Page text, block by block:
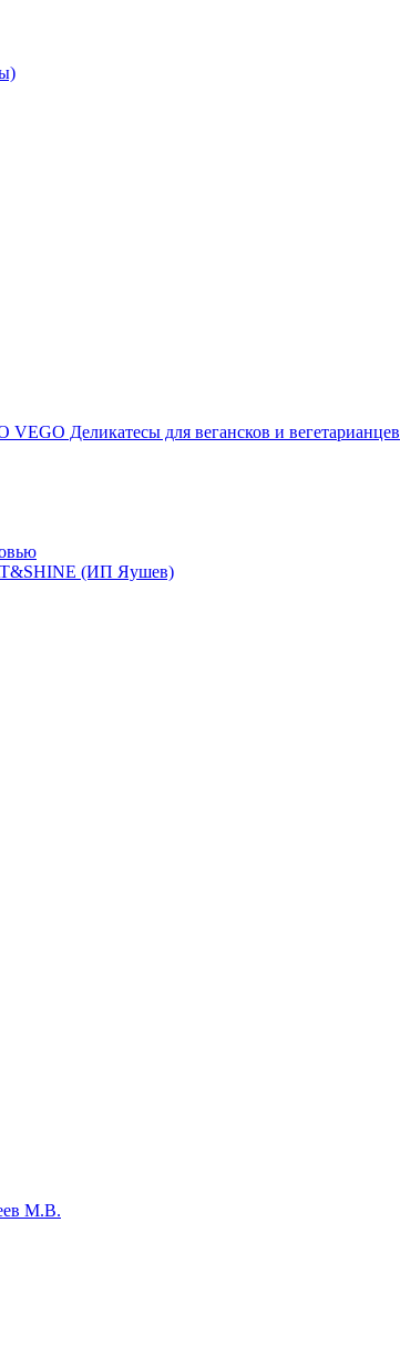
VEGO Деликатесы для вегансков и вегетарианцев
(ИП Яушев)
М.В.